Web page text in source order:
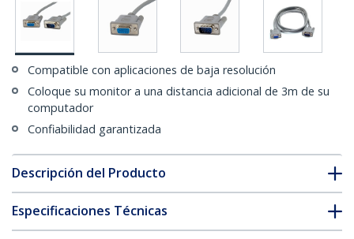
Compatible con aplicaciones de baja resolución
Coloque su monitor a una distancia adicional de 3m de su
computador
Confiabilidad garantizada
Descripción del Producto
Especificaciones Técnicas